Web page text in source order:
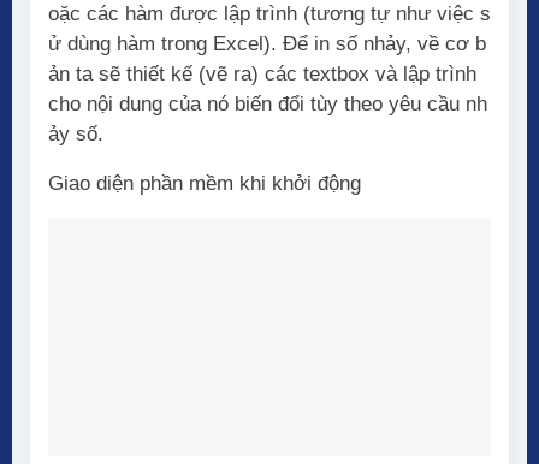
oặc các hàm được lập trình (tương tự như việc s
ử dùng hàm trong Excel). Để in số nhảy, về cơ b
ản ta sẽ thiết kế (vẽ ra) các textbox và lập trình
cho nội dung của nó biến đổi tùy theo yêu cầu nh
ảy số.
Giao diện phần mềm khi khởi động